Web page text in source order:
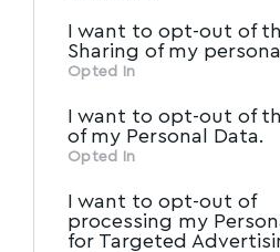
of downstream
information may also be
Participantsthat may
other third parties.
I want to opt-out of
Sharing of my
Opted In
I want to opt-out of
of my Personal Data.
Opted In
I want to opt-out of
processing my
for Targeted
την άποψη σωστά
ο Ελευθεράτος, ότι τα
χούντας λειτούργησαν ως
δόγμα του κεφαλαίου.
Η πολιτική χρησιμότητα